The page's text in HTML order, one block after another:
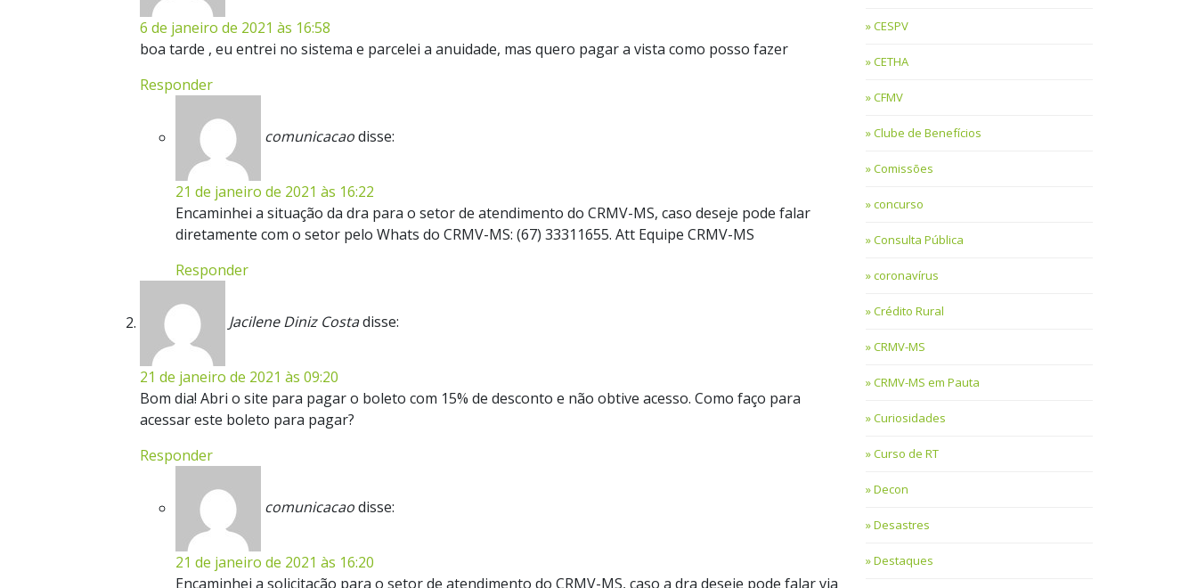
6 de janeiro de 2021 às 16:58
boa tarde , eu entrei no sistema e parcelei a anuidade, mas quero pagar a vista como posso fazer
Responder
comunicacaodisse:
21 de janeiro de 2021 às 16:22
Encaminhei a situação da dra para o setor de atendimento do CRMV-MS, caso deseje pode falar
diretamente com o setor pelo Whats do CRMV-MS: (67) 33311655. Att Equipe CRMV-MS
Responder
Jacilene Diniz Costadisse:
21 de janeiro de 2021 às 09:20
Bom dia! Abri o site para pagar o boleto com 15% de desconto e não obtive acesso. Como faço para
acessar este boleto para pagar?
Responder
comunicacaodisse:
21 de janeiro de 2021 às 16:20
Encaminhei a solicitação para o setor de atendimento do CRMV-MS, caso a dra deseje pode falar via
CESPV
CETHA
CFMV
Clube de Benefícios
Comissões
concurso
Consulta Pública
coronavírus
Crédito Rural
CRMV-MS
CRMV-MS em Pauta
Curiosidades
Curso de RT
Decon
Desastres
Destaques